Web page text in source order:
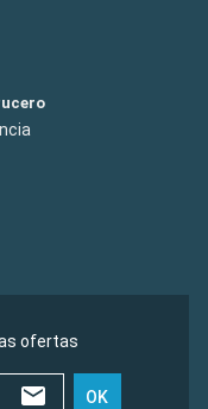
ofertas
OK